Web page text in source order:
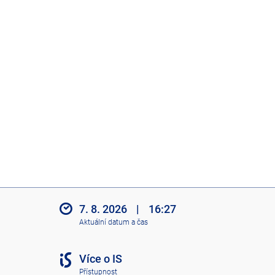
7. 8. 2026 | 16:27
Aktuální datum a čas
Více o IS
Přístupnost